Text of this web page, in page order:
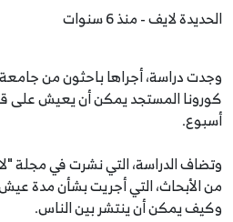
الحديدة لايف - منذ 6 سنوات
وجدت دراسة، أجراها باحثون من
كورونا المستجد يمكن أن يعيش على
أسبوع.
وتضاف الدراسة، التي نشرت في مجلة
من الأبحاث، التي أجريت بشأن مدة
وكيف يمكن أن ينتشر بين الناس.